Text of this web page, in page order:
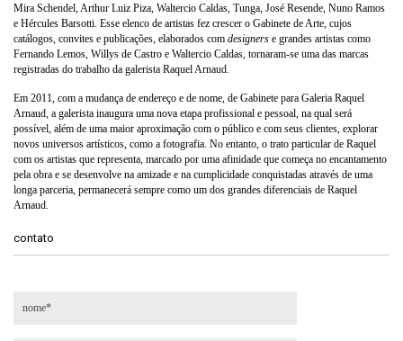
Mira Schendel, Arthur Luiz Piza, Waltercio Caldas, Tunga, José Resende, Nuno Ramos
e Hércules Barsotti. Esse elenco de artistas fez crescer o Gabinete de Arte, cujos
catálogos, convites e publicações, elaborados com designers e grandes artistas como
Fernando Lemos, Willys de Castro e Waltercio Caldas, tornaram-se uma das marcas
registradas do trabalho da galerista Raquel Arnaud.
Em 2011, com a mudança de endereço e de nome, de Gabinete para Galeria Raquel
Arnaud, a galerista inaugura uma nova etapa profissional e pessoal, na qual será
possível, além de uma maior aproximação com o público e com seus clientes, explorar
novos universos artísticos, como a fotografia. No entanto, o trato particular de Raquel
com os artistas que representa, marcado por uma afinidade que começa no encantamento
pela obra e se desenvolve na amizade e na cumplicidade conquistadas através de uma
longa parceria, permanecerá sempre como um dos grandes diferenciais de Raquel
Arnaud.
contato